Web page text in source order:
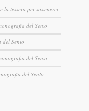
la tessera per sostenerci
del Senio
del Senio
del Senio
del Senio